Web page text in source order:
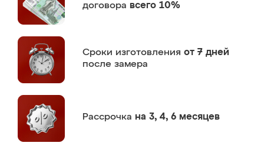
договора всего 10%
Сроки изготовления от 7 дней
после замера
Рассрочка на 3, 4, 6 месяцев